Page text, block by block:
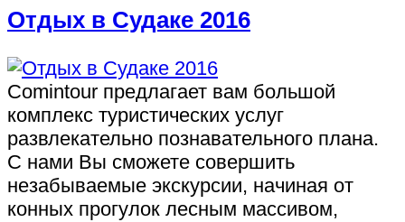
Отдых в Судаке 2016
Comintour предлагает вам большой
комплекс туристических услуг
развлекательно познавательного плана.
С нами Вы сможете совершить
незабываемые экскурсии, начиная от
конных прогулок лесным массивом,